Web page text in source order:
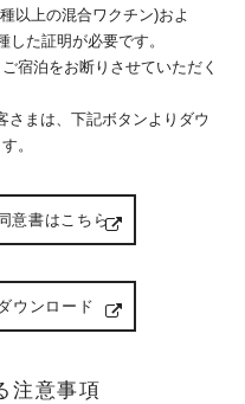
以上の混合ワクチン)およ
た証明が必要です。
宿泊をお断りさせていただく
まは、下記ボタンよりダウ
。
意書はこちら
ウンロード
注意事項